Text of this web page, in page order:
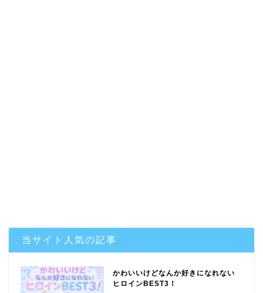
当サイト人気の記事
かわいいけどなんか好きになれない
ヒロインBEST3！